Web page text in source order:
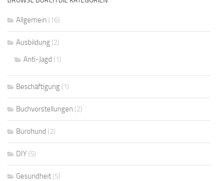
Allgemein (16)
Ausbildung (2)
Anti-Jagd (1)
Beschäftigung (1)
Buchvorstellungen (2)
Bürohund (2)
DIY (5)
Gesundheit (5)